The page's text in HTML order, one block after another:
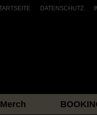
DATENSCHUTZ
Merch